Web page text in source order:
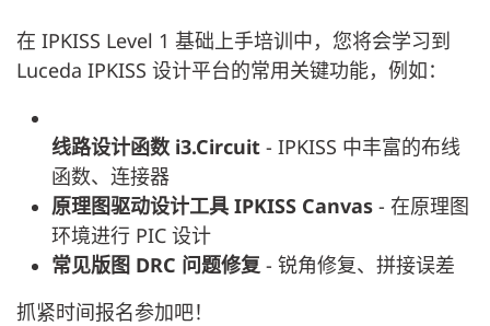
在 IPKISS Level 1 基础上手培训中，您将会学习到
Luceda IPKISS 设计平台的常用关键功能，例如：
线路设计函数 i3.Circuit - IPKISS 中丰富的布线
函数、连接器
原理图驱动设计工具 IPKISS Canvas - 在原理图
环境进行 PIC 设计
常见版图 DRC 问题修复- 锐角修复、拼接误差
抓紧时间报名参加吧！